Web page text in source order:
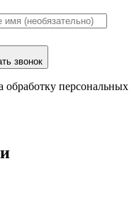
звонок
обработку персональных